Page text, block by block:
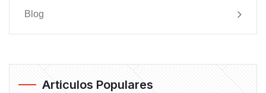
Blog
Articulos Populares